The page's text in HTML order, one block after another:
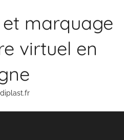
marquage
virtuel en